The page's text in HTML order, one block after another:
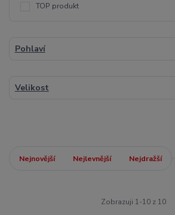
TOP produkt
Pohlaví
Velikost
Nejnovější Nejlevnější Nejdražší
Zobrazuji 1-10 z 10